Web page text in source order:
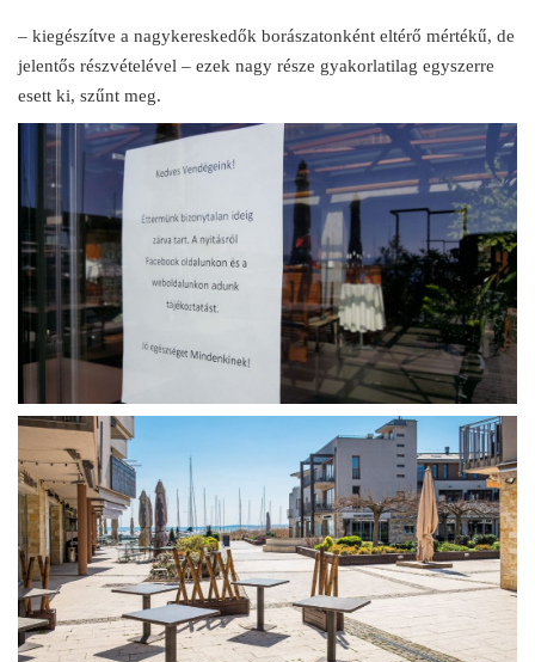
– kiegészítve a nagykereskedők borászatonként eltérő mértékű, de
jelentős részvételével – ezek nagy része gyakorlatilag egyszerre
esett ki, szűnt meg.